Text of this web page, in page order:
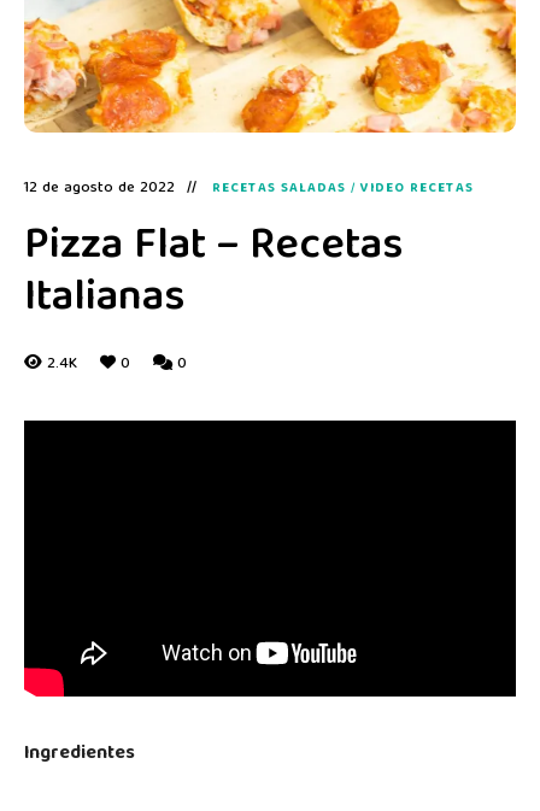
12 de agosto de 2022 RECETAS SALADAS /VIDEO RECETAS
Pizza Flat – Recetas
Italianas
2.4K 0 0
Ingredientes